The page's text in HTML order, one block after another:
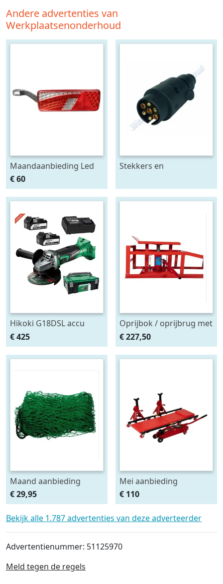
Andere advertenties van
Werkplaatsenonderhoud
Maandaanbieding Led
achterlicht 12-24V links
m. breedtelamp
€ 60
Stekkers en
Hikoki G18DSL accu
haakse slijper (2x5Ah +
HSCII)
€ 425
Oprijbok / oprijbrug met
ingebouwde krik. set
2stuks
€ 227,50
Maand aanbieding
Afdeknet 4x2 mtr maas
4.5 x 4.5 cm
€ 29,95
Mei aanbieding
Monteursligkar+2 tons
krik + 2 assteunen
€ 110
Bekijk alle 1.787 advertenties van deze adverteerder
Advertentienummer: 51125970
Meld tegen de regels